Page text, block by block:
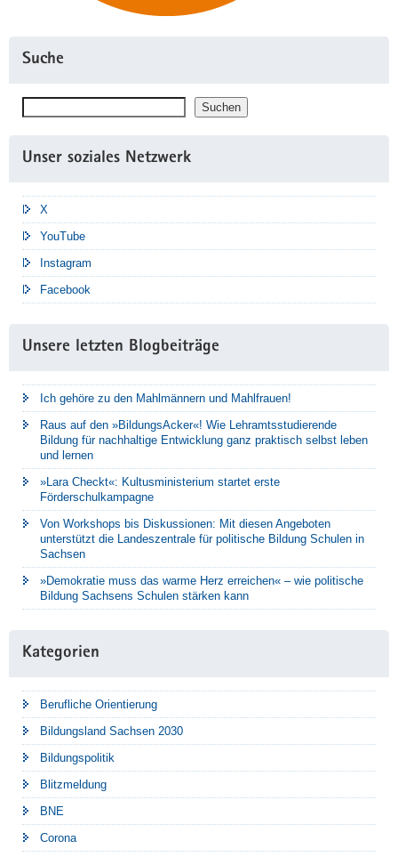
Suche
Suchen
Unser soziales Netzwerk
X
YouTube
Instagram
Facebook
Unsere letzten Blogbeiträge
Ich gehöre zu den Mahlmännern und Mahlfrauen!
Raus auf den »BildungsAcker«! Wie Lehramtsstudierende
Bildung für nachhaltige Entwicklung ganz praktisch selbst leben
und lernen
»Lara Checkt«: Kultusministerium startet erste
Förderschulkampagne
Von Workshops bis Diskussionen: Mit diesen Angeboten
unterstützt die Landeszentrale für politische Bildung Schulen in
Sachsen
»Demokratie muss das warme Herz erreichen« – wie politische
Bildung Sachsens Schulen stärken kann
Kategorien
Berufliche Orientierung
Bildungsland Sachsen 2030
Bildungspolitik
Blitzmeldung
BNE
Corona